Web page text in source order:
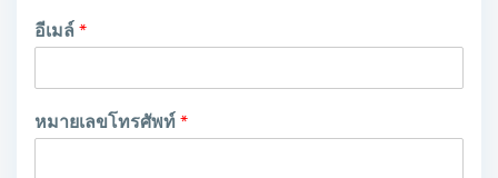
อีเมล์ *
หมายเลขโทรศัพท์ *